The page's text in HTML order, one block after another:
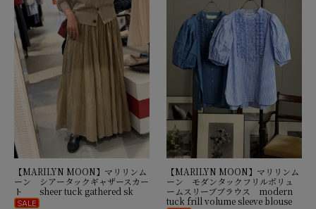
【MARILYN MOON】マリリンム
ーン シアータックギャザースカー
ト sheer tuck gathered sk
【MARILYN MOON】マリリンム
ーン モダンタックフリルボリュ
ームスリーブブラウス modern
tuck frill volume sleeve blouse